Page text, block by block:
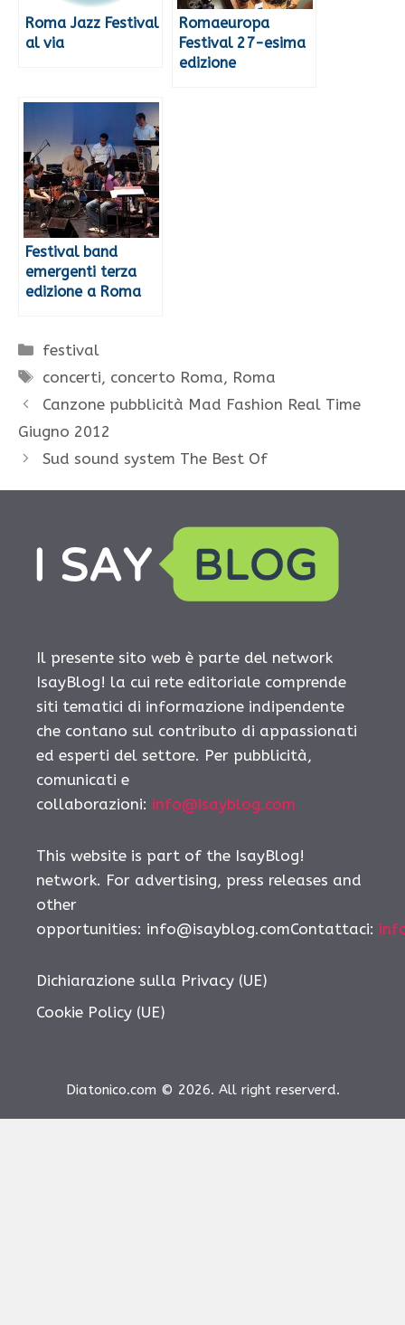
Roma Jazz Festival
al via
Romaeuropa
Festival 27-esima
edizione
Festival band
emergenti terza
edizione a Roma
Categorie
festival
Tag
concerti, concerto Roma, Roma
Canzone pubblicità Mad Fashion Real Time
Giugno 2012
Sud sound system The Best Of
Il presente sito web è parte del network
IsayBlog! la cui rete editoriale comprende
siti tematici di informazione indipendente
che contano sul contributo di appassionati
ed esperti del settore. Per pubblicità,
comunicati e
collaborazioni: info@isayblog.com
This website is part of the IsayBlog!
network. For advertising, press releases and
other
opportunities: info@isayblog.comContattaci:
Dichiarazione sulla Privacy (UE)
Cookie Policy (UE)
Diatonico.com © 2026. All right reserverd.